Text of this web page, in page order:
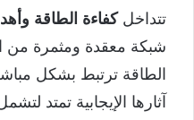
تتداخلكفاءة الطاقة
شبكة معقدة ومثمرة من
الطاقة ترتبط بشكل
آثارها الإيجابية تمتد